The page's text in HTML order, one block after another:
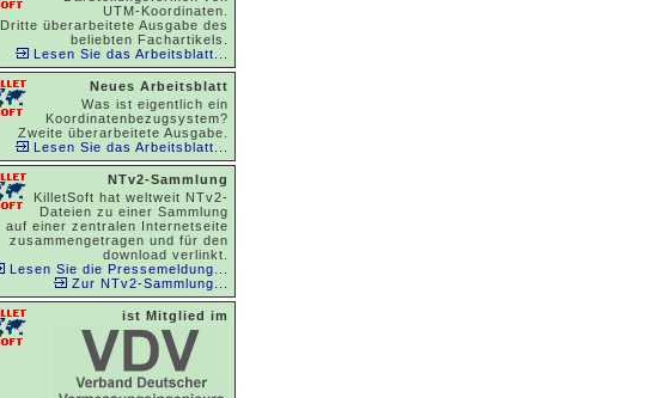
UTM-Koordinaten.
Dritte überarbeitete Ausgabe des
beliebten Fachartikels.
Lesen Sie das Arbeitsblatt...
Neues Arbeitsblatt
Was ist eigentlich ein
Koordinatenbezugsystem?
Zweite überarbeitete Ausgabe.
Lesen Sie das Arbeitsblatt...
NTv2-Sammlung
KilletSoft hat weltweit NTv2-
Dateien zu einer Sammlung
auf einer zentralen Internetseite
zusammengetragen und für den
download verlinkt.
Lesen Sie die Pressemeldung...
Zur NTv2-Sammlung...
ist Mitglied im